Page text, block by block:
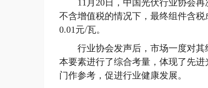
11月20日，中国光伏行业协会再
不含增值税的情况下，最终组件含
0.01元/瓦。
行业协会发声后，市场一度对其
本要素进行了综合考量，体现了先
门作参考，促进行业健康发展。